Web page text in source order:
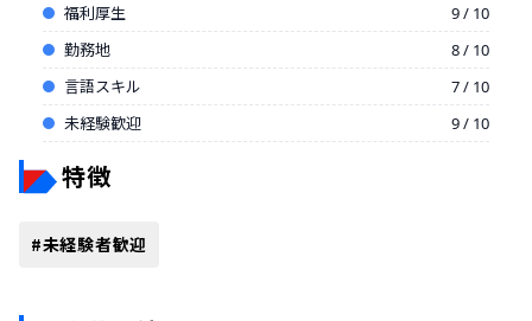
福利厚生
9 / 10
勤務地
8 / 10
言語スキル
7 / 10
未経験歓迎
9 / 10
特徴
#未経験者歓迎